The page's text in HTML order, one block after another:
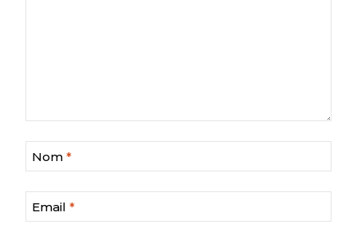
Nom *
Email *